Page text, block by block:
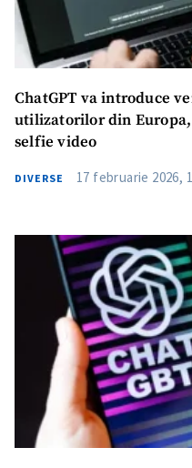
ChatGPT va introduce
utilizatorilor din
selfie video
DIVERSE 17 februarie 2026,